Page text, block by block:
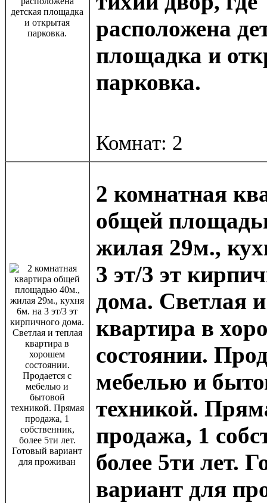
расположена
площадка и
парковка.
Комнат: 2
2 комнатная
общей
жилая 29м.,
3 эт/3 эт
дома. Светлая
квартира в
состоянии.
мебелью и
техникой.
продажа, 1
более 5ти лет.
вариант для